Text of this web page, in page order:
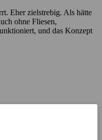
Eher zielstrebig. Als hätte
ohne Fliesen,
und das Konzept